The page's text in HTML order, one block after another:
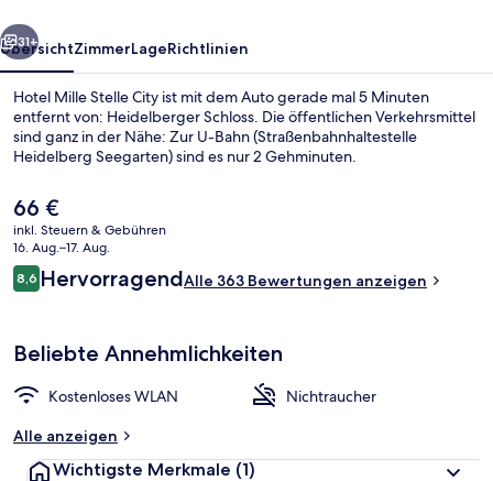
Doppelzimmer | Schreibtisch,
Weiter
31+
ÜbersichtZimmerLageRichtlinien
Hotel Mille Stelle City ist mit dem Auto gerade mal 5 Minuten
entfernt von: Heidelberger Schloss. Die öffentlichen Verkehrsmittel
sind ganz in der Nähe: Zur U-Bahn (Straßenbahnhaltestelle
Heidelberg Seegarten) sind es nur 2 Gehminuten.
Der
aktuelle
Preis
beträgt
66 €.
66 €
inkl. Steuern & Gebühren
16. Aug.–17. Aug.
Bewertungen
8,68,6 von 10.
HervorragendAlle 363 Bewertungen anzeigen
Beliebte Annehmlichkeiten
Kostenloses WLAN
Nichtraucher
Alle anzeigen
Wichtigste Merkmale (1)